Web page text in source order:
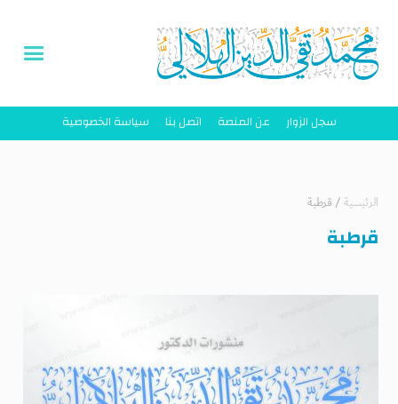
سجل الزوار عن المنصة اتصل بنا سياسة الخصوصية
الرئيسية/ قرطبة
قرطبة